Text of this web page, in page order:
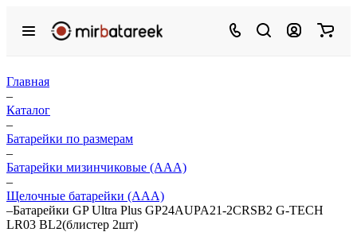
Главная
–
Каталог
–
Батарейки по размерам
–
Батарейки мизинчиковые (ААА)
–
Щелочные батарейки (ААА)
–Батарейки GP Ultra Plus GP24AUPA21-2CRSB2 G-TECH
LR03 BL2(блистер 2шт)